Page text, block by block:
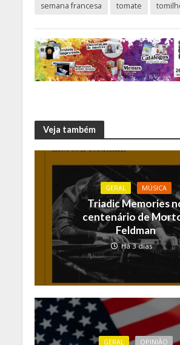
semana francesa
tomate
Veja também
GERAL MÚSICA
Triadic Memories
centenário de
Feldman
Há 3 dias
GERAL OPINIÃO